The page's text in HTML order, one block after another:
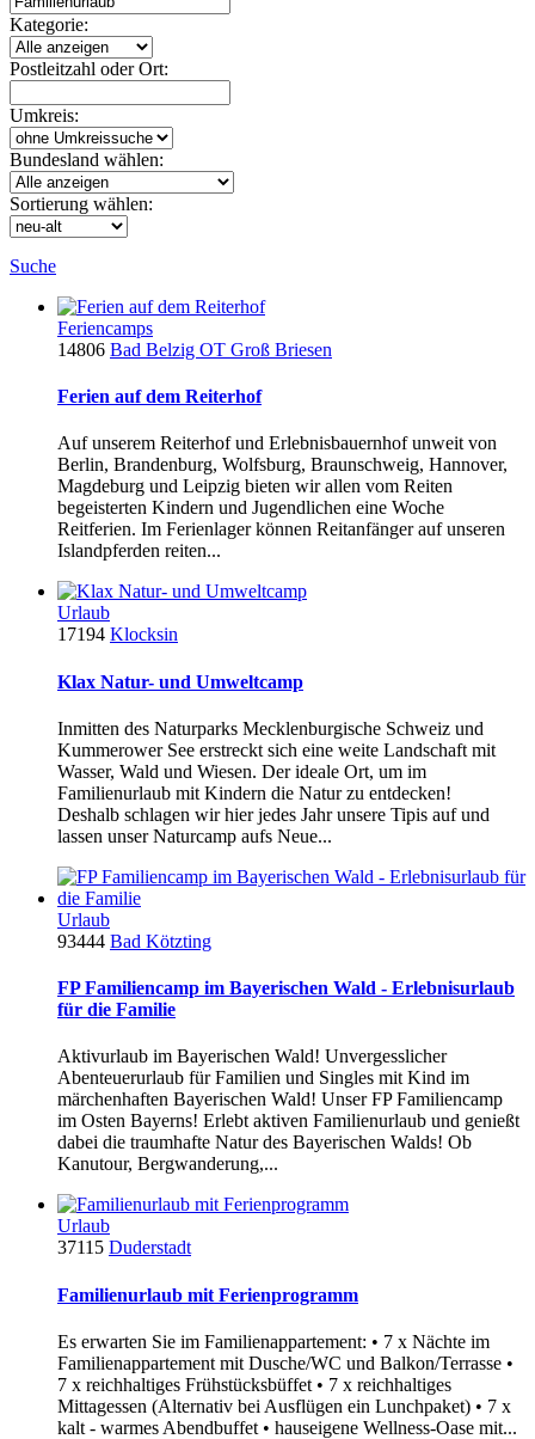
Kategorie:
Postleitzahl oder Ort:
Umkreis:
Bundesland wählen:
Sortierung wählen:
Suche
Feriencamps
14806 Bad Belzig OT Groß Briesen
Ferien auf dem Reiterhof
Auf unserem Reiterhof und Erlebnisbauernhof unweit von
Berlin, Brandenburg, Wolfsburg, Braunschweig, Hannover,
Magdeburg und Leipzig bieten wir allen vom Reiten
begeisterten Kindern und Jugendlichen eine Woche
Reitferien. Im Ferienlager können Reitanfänger auf unseren
Islandpferden reiten...
Urlaub
17194 Klocksin
Klax Natur- und Umweltcamp
Inmitten des Naturparks Mecklenburgische Schweiz und
Kummerower See erstreckt sich eine weite Landschaft mit
Wasser, Wald und Wiesen. Der ideale Ort, um im
Familienurlaub mit Kindern die Natur zu entdecken!
Deshalb schlagen wir hier jedes Jahr unsere Tipis auf und
lassen unser Naturcamp aufs Neue...
Urlaub
93444 Bad Kötzting
FP Familiencamp im Bayerischen Wald - Erlebnisurlaub
für die Familie
Aktivurlaub im Bayerischen Wald! Unvergesslicher
Abenteuerurlaub für Familien und Singles mit Kind im
märchenhaften Bayerischen Wald! Unser FP Familiencamp
im Osten Bayerns! Erlebt aktiven Familienurlaub und genießt
dabei die traumhafte Natur des Bayerischen Walds! Ob
Kanutour, Bergwanderung,...
Urlaub
37115 Duderstadt
Familienurlaub mit Ferienprogramm
Es erwarten Sie im Familienappartement: • 7 x Nächte im
Familienappartement mit Dusche/WC und Balkon/Terrasse •
7 x reichhaltiges Frühstücksbüffet • 7 x reichhaltiges
Mittagessen (Alternativ bei Ausflügen ein Lunchpaket) • 7 x
kalt - warmes Abendbuffet • hauseigene Wellness-Oase mit...